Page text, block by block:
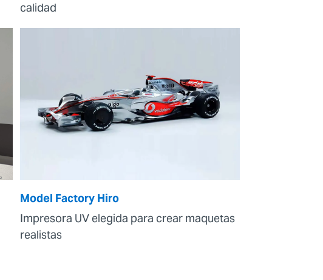
calidad
Model Factory Hiro
Impresora UV elegida para crear maquetas
realistas